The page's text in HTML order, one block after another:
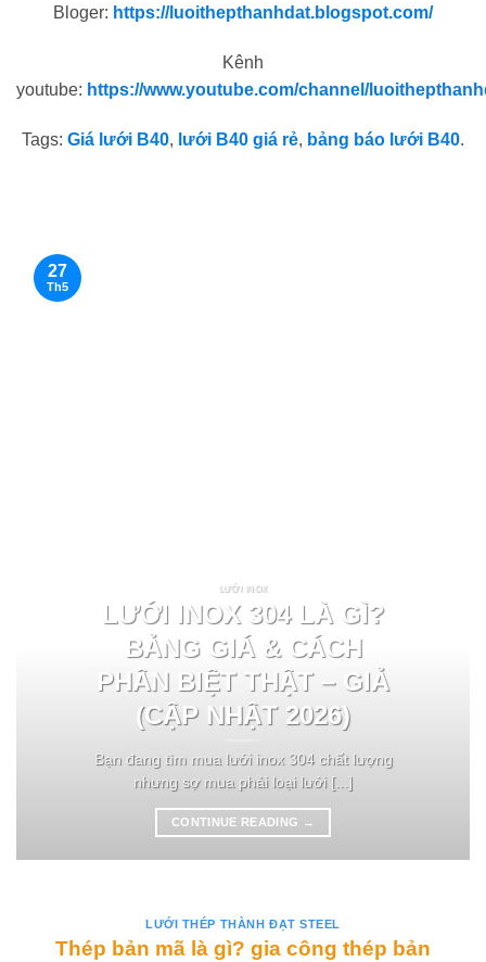
Bloger: https://luoithepthanhdat.blogspot.com/
Kênh
youtube: https://www.youtube.com/channel/
Tags: Giá lưới B40, lưới B40 giá rẻ, bảng báo lưới B40.
LƯỚI INOX
LƯỚI INOX 304 LÀ GÌ?
BẢNG GIÁ & CÁCH
PHÂN BIỆT THẬT – GIẢ
(CẬP NHẬT 2026)
Bạn đang tìm mua lưới inox 304 chất lượng
nhưng sợ mua phải loại lưới [...]
CONTINUE READING →
27
Th5
LƯỚI THÉP THÀNH ĐẠT STEEL
Thép bản mã là gì? gia công thép bản